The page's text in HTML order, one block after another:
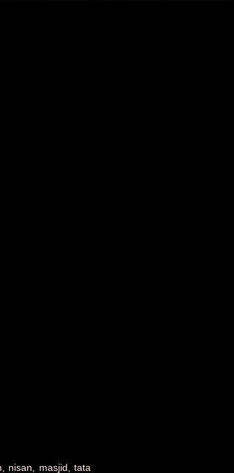
nisan, masjid, tata